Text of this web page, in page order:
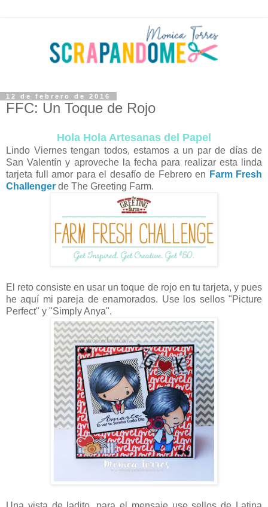
12 de febrero de 2016
FFC: Un Toque de Rojo
Hola Hola Artesanas del Papel
Lindo Viernes tengan todos, estamos a un par de días de
San Valentín y aproveche la fecha para realizar esta linda
tarjeta full amor para el desafío de Febrero en Farm Fresh
Challenger de The Greeting Farm.
El reto consiste en usar un toque de rojo en tu tarjeta, y pues
he aquí mi pareja de enamorados. Use los sellos "Picture
Perfect" y "Simply Anya".